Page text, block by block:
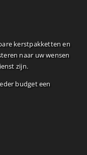
kerstpakketten en
naar uw wensen
zijn.
budget een